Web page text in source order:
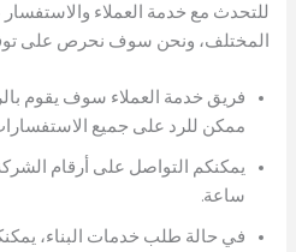
للتحدث مع خدمة العملاء
المختلف، ونحن سوف نحرص على
فريق خدمة العملاء سوف يقوم
ممكن للرد على جميع
ساعة.
في حالة طلب خدمات البناء،